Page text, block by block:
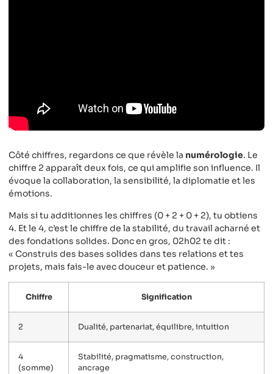
Côté chiffres, regardons ce que révèle la numérologie. Le
chiffre 2 apparaît deux fois, ce qui amplifie son influence. Il
évoque la collaboration, la sensibilité, la diplomatie et les
émotions.
Mais si tu additionnes les chiffres (0 + 2 + 0 + 2), tu obtiens
4. Et le 4, c’est le chiffre de la stabilité, du travail acharné et
des fondations solides. Donc en gros, 02h02 te dit :
« Construis des bases solides dans tes relations et tes
projets, mais fais-le avec douceur et patience. »
Chiffre Signification
2 Dualité, partenariat, équilibre, intuition
4
(somme)
Stabilité, pragmatisme, construction,
ancrage